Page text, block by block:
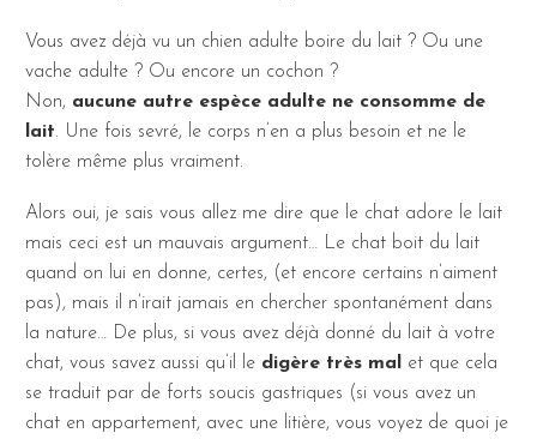
Vous avez déjà vu un chien adulte boire du lait ? Ou une
vache adulte ? Ou encore un cochon ?
Non, aucune autre espèce adulte ne consomme de
lait. Une fois sevré, le corps n’en a plus besoin et ne le
tolère même plus vraiment.
Alors oui, je sais vous allez me dire que le chat adore le lait
mais ceci est un mauvais argument… Le chat boit du lait
quand on lui en donne, certes, (et encore certains n’aiment
pas), mais il n’irait jamais en chercher spontanément dans
la nature… De plus, si vous avez déjà donné du lait à votre
chat, vous savez aussi qu’il le digère très mal
et que cela
se traduit par de forts soucis gastriques (si vous avez un
chat en appartement, avec une litière, vous voyez de quoi je